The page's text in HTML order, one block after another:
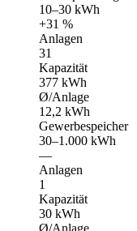
10–30 kWh
+31 %
Anlagen
31
Kapazität
377 kWh
Ø/Anlage
12,2 kWh
Gewerbespeicher
30–1.000 kWh
—
Anlagen
1
Kapazität
30 kWh
Ø/Anlage